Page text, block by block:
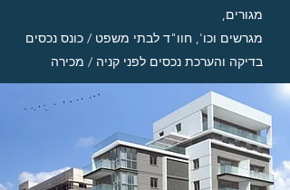
מגורים,
מגרשים וכו', חוו"ד לבתי משפט / כונס נכסים
בדיקה והערכת נכסים לפני קניה / מכירה